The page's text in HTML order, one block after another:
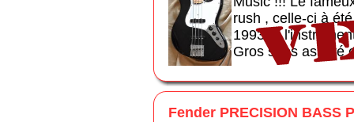
rush , celle-ci à
1993 et
Gros sons assuré
Fender PRECISION BASS